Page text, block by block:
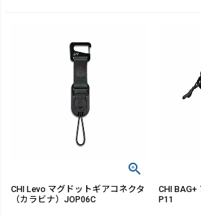
CHI Levo マグドットギアコネクタ
（カラビナ）JOP06C
CHI
P11